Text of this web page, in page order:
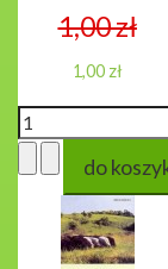
1,00 zł
1,00 zł